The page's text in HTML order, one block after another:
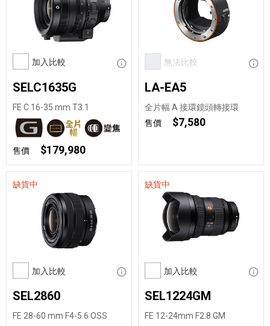
加入比較 顯示資訊
SELC1635G
FE C 16-35 mm T3.1
售價 $179,980
無法比較 顯示
LA-EA5
全片幅 A 接環鏡頭轉接環
售價
$7,580
加入比較 顯示資訊
缺貨中
SEL2860
FE 28-60 mm F4-5.6 OSS
加入比較 顯示
缺貨中
SEL1224GM
FE 12-24mm F2.8 GM